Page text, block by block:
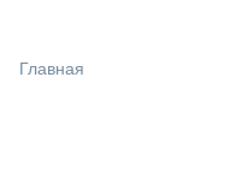
Главная